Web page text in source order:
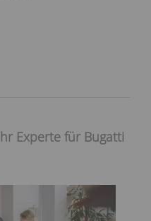
Experte für Bugatti